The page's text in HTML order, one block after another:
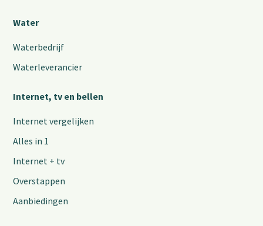
Water
Waterbedrijf
Waterleverancier
Internet, tv en bellen
Internet vergelijken
Alles in 1
Internet + tv
Overstappen
Aanbiedingen